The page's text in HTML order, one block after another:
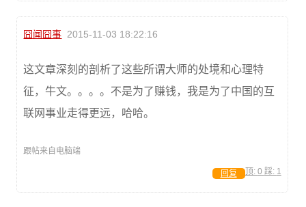
囧闻囧事 2015-11-03 18:22:16
这文章深刻的剖析了这些所谓大师的处境和心理特
征，牛文。。。。不是为了赚钱，我是为了中国的互
联网事业走得更远，哈哈。
跟帖来自电脑端
顶: 0 踩: 1
回复